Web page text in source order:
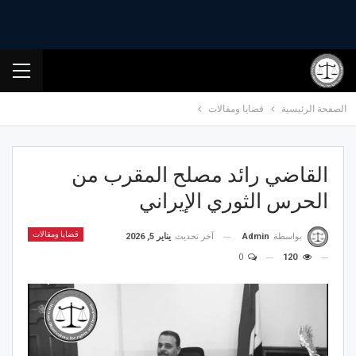
الصفحة الرئيسية قضايا ومقالات
القاضي رائد مصلح المقرب من
الحرس الثوري الإيراني
قضايا ومقالات بواسطة Admin آخر تحديث يناير 5, 2026
120